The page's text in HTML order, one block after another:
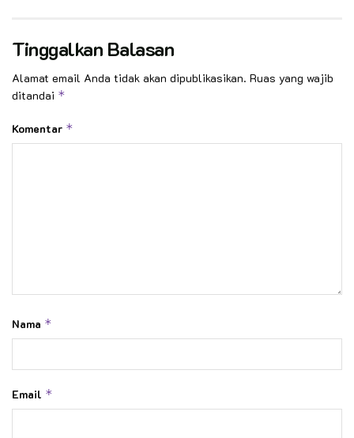
Tinggalkan Balasan
Alamat email Anda tidak akan dipublikasikan. Ruas yang wajib
ditandai *
Komentar *
Nama *
Email *